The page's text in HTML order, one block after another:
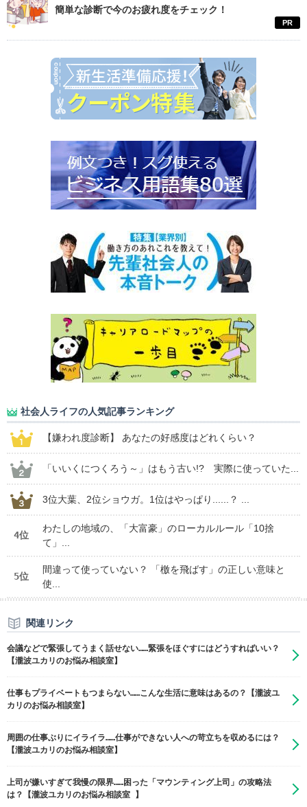
簡単な診断で今のお疲れ度をチェック！
PR
社会人ライフの人気記事ランキング
【嫌われ度診断】 あなたの好感度はどれくらい？
「いいくにつくろう～」はもう古い!? 実際に使っていた...
3位大葉、2位ショウガ。1位はやっぱり......？ ...
4位
わたしの地域の、「大富豪」のローカルルール「10捨
て」...
5位
間違って使っていない？ 「檄を飛ばす」の正しい意味と
使...
関連リンク
会議などで緊張してうまく話せない……緊張をほぐすにはどうすればいい？
【瀧波ユカリのお悩み相談室】
仕事もプライベートもつまらない……こんな生活に意味はあるの？【瀧波ユ
カリのお悩み相談室】
周囲の仕事ぶりにイライラ……仕事ができない人への苛立ちを収めるには？
【瀧波ユカリのお悩み相談室】
上司が嫌いすぎて我慢の限界……困った「マウンティング上司」の攻略法
は？【瀧波ユカリのお悩み相談室 】